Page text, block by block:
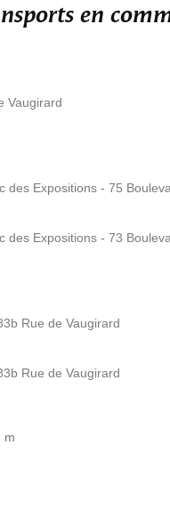
en
Vaugirard
des Expositions - 75
des Expositions - 73
Rue de Vaugirard
Rue de Vaugirard
m